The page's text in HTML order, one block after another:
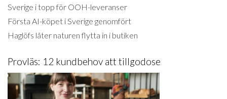
Sverige i topp för OOH-leveranser
Första AI-köpet i Sverige genomfört
Haglöfs låter naturen flytta in i butiken
Provläs: 12 kundbehov att tillgodose